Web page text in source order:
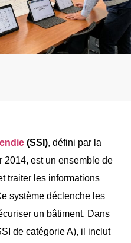
(SSI), défini par la
2014, est un ensemble de
traiter les informations
système déclenche les
un bâtiment. Dans
de catégorie A), il inclut